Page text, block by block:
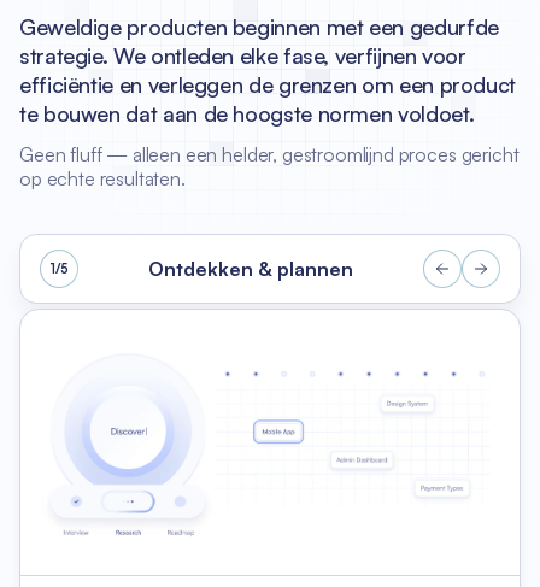
Geweldige producten beginnen met een gedurfde
strategie.We ontleden elke fase, verfijnen voor
efficiëntie en verleggen de grenzen om een product
te bouwen dat aan de hoogste normen voldoet.
Geen fluff — alleen een helder, gestroomlijnd proces gericht
op echte resultaten.
1/5 Ontdekken & plannen